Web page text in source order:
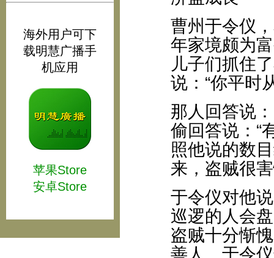
海外用户可下
载明慧广播手
机应用
苹果Store
安卓Store
曹州于令仪
年家境颇为
儿子们抓住
说：“你平时
那人回答说
偷回答说：“
照他说的数
来，盗贼很
于令仪对他
巡逻的人会
盗贼十分惭
善人。于令